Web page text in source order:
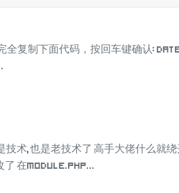
复制下面代码，按回车键确认:
术,也是老技术了 高手大佬什么就
了 在module.php...